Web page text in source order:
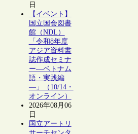
日
【イベント】
国立国会図書
館（NDL）
「令和8年度
アジア資料書
誌作成セミナ
ー―ベトナム
語・実践編
―」（10/14・
オンライン）
2026年08月06
日
国立アートリ